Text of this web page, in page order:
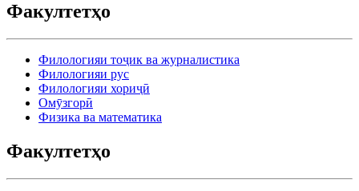
Факултетҳо
Филологияи тоҷик ва журналистика
Филологияи рус
Филологияи хориҷӣ
Омӯзгорӣ
Физика ва математика
Факултетҳо